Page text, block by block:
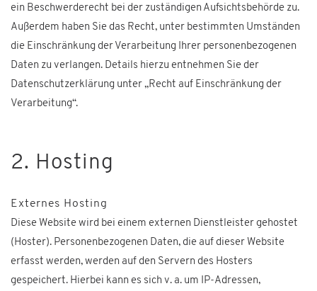
ein Beschwerderecht bei der zuständigen Aufsichtsbehörde zu.
Außerdem haben Sie das Recht, unter bestimmten Umständen
die Einschränkung der Verarbeitung Ihrer personenbezogenen
Daten zu verlangen. Details hierzu entnehmen Sie der
Datenschutzerklärung unter „Recht auf Einschränkung der
Verarbeitung“.
2. Hosting
Externes Hosting
Diese Website wird bei einem externen Dienstleister gehostet
(Hoster). Personenbezogenen Daten, die auf dieser Website
erfasst werden, werden auf den Servern des Hosters
gespeichert. Hierbei kann es sich v. a. um IP-Adressen,